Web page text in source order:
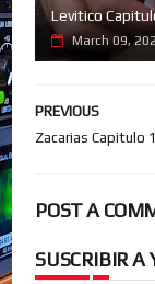
Levitico
March 09,
PREVIOUS
Zacarias Capitulo
POST A
SUSCRIBIR A